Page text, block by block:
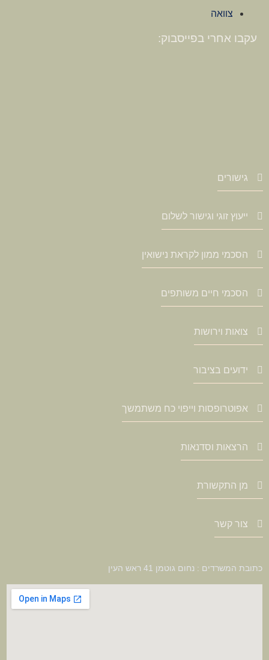
צוואה
עקבו אחרי בפייסבוק:
גישורים
ייעוץ זוגי וגישור לשלום
הסכמי ממון לקראת נישואין
הסכמי חיים משותפים
צואות וירושות
ידועים בציבור
אפוטרופסות וייפוי כח משתמשך
הרצאות וסדנאות
מן התקשורת
צור קשר
כתובת המשרדים : נחום גוטמן 41 ראש העין